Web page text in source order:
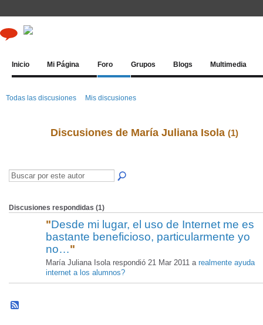
Inicio Mi Página Foro Grupos Blogs Multimedia
Todas las discusiones Mis discusiones
Discusiones de María Juliana Isola (1)
Discusiones respondidas (1)
"Desde mi lugar, el uso de Internet me es
bastante beneficioso, particularmente yo
no…"
María Juliana Isola respondió 21 Mar 2011 a realmente ayuda
internet a los alumnos?